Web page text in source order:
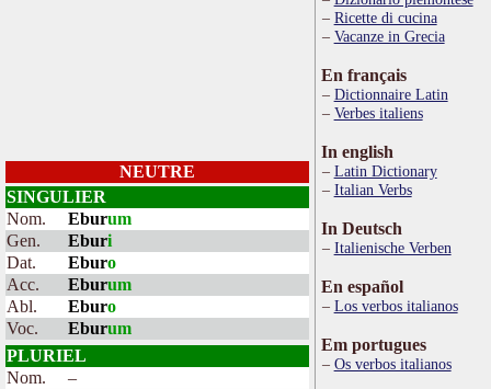
NEUTRE
SINGULIER
Nom.
Eburum
Gen.
Eburi
Dat.
Eburo
Acc.
Eburum
Abl.
Eburo
Voc.
Eburum
PLURIEL
Nom.
–
Ricette di cucina
Vacanze in Grecia
En français
Dictionnaire Latin
Verbes italiens
In english
Latin Dictionary
Italian Verbs
In Deutsch
Italienische Verben
En español
Los verbos italianos
Em portugues
Os verbos italianos